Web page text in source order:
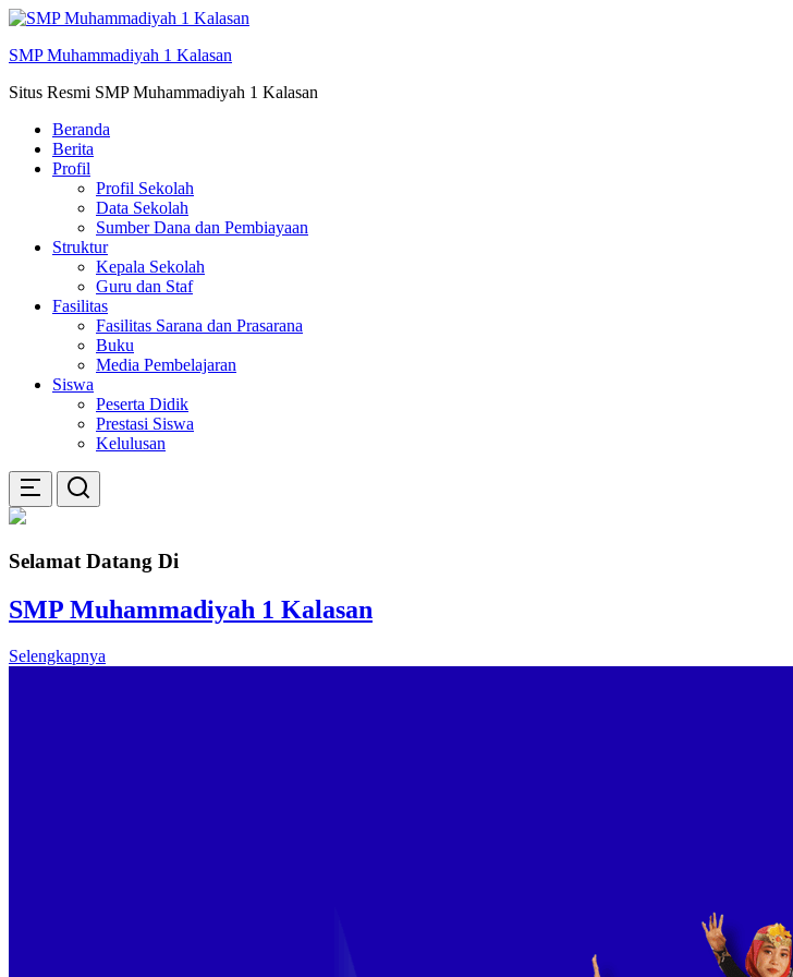
Skip
konten
SMP Muhammadiyah 1 Kalasan
Situs Resmi SMP Muhammadiyah 1 Kalasan
Beranda
Berita
Profil
Profil Sekolah
Data Sekolah
Sumber Dana dan Pembiayaan
Struktur
Kepala Sekolah
Guru dan Staf
Fasilitas
Fasilitas Sarana dan Prasarana
Buku
Media Pembelajaran
Siswa
Peserta Didik
Prestasi Siswa
Kelulusan
Selamat Datang Di
SMP Muhammadiyah 1 Kalasan
Selengkapnya